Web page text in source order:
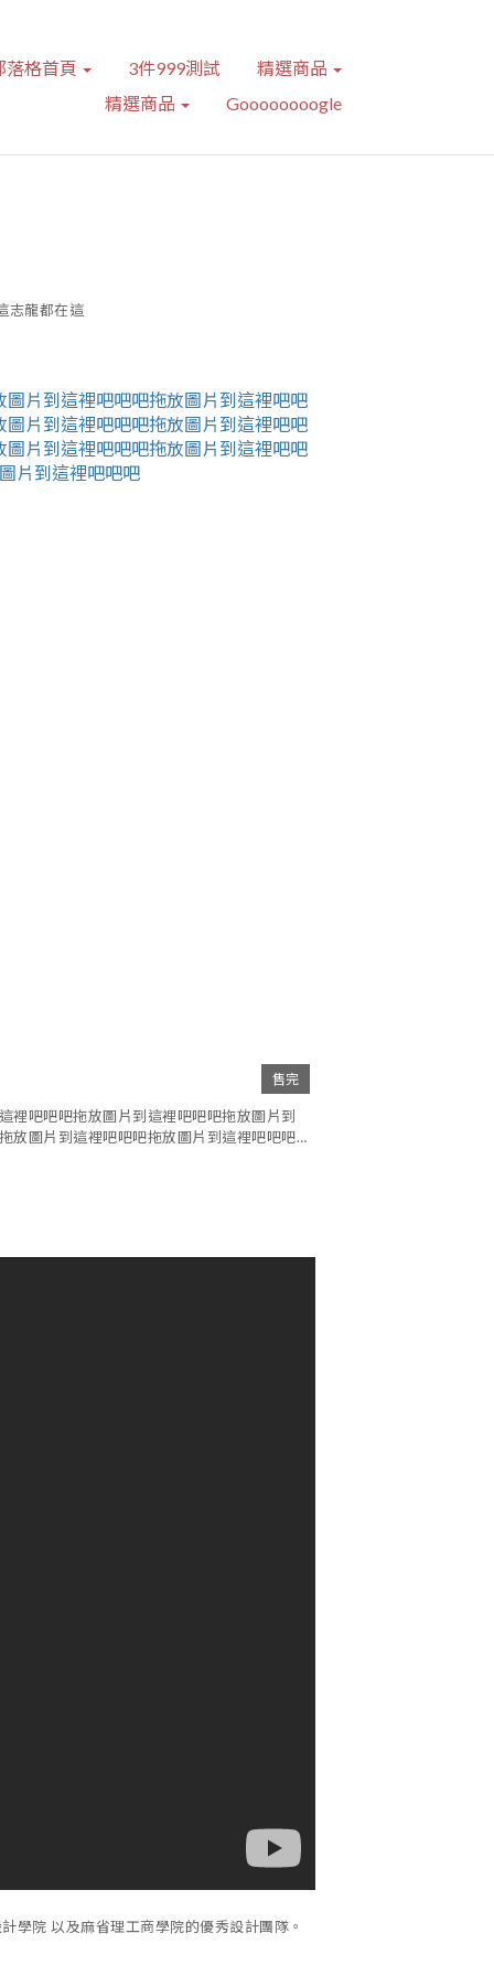
落格首頁 3件999測試
精選商品
精選商品
Goooooooogle
志龍都在這
售完
裡吧吧吧拖放圖片到這裡吧吧吧拖放圖片到
放圖片到這裡吧吧吧拖放圖片到這裡吧吧吧
學院 以及麻省理工商學院的優秀設計團隊。